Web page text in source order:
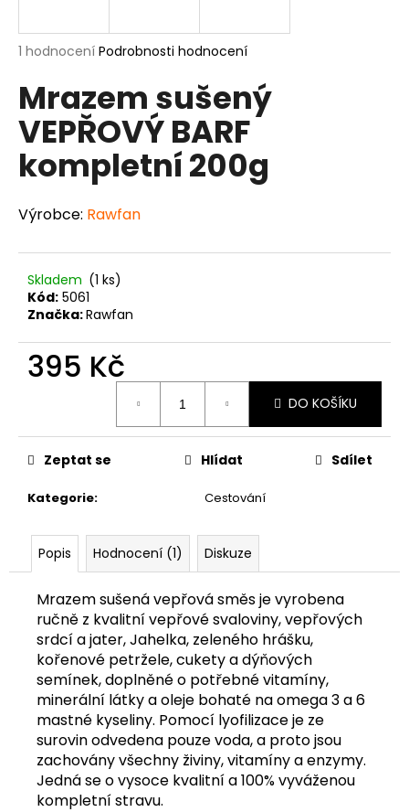
Průměrné
produktu
je
5,0
z
5
hvězdiček.
1 hodnocení Podrobnosti hodnocení
Mrazem sušený
VEPŘOVÝ BARF
kompletní 200g
Výrobce: Rawfan
Skladem (1 ks)
Kód: 5061
Značka:Rawfan
395 Kč
DO KOŠÍKU
Kategorie: Cestování
Zeptat se Hlídat Sdílet
Popis Hodnocení (1) Diskuze
Mrazem sušená vepřová směs je vyrobena
ručně z kvalitní vepřové svaloviny, vepřových
srdcí a jater, Jahelka, zeleného hrášku,
kořenové petržele, cukety a dýňových
semínek, doplněné o potřebné vitamíny,
minerální látky a oleje bohaté na omega 3 a 6
mastné kyseliny. Pomocí lyofilizace je ze
surovin odvedena pouze voda, a proto jsou
zachovány všechny živiny, vitamíny a enzymy.
Jedná se o vysoce kvalitní a 100% vyváženou
kompletní stravu.
j
t
?
D
o
o
u
e
m
HOVĚZÍ
HRUBOMLETÁ
KG
Kč